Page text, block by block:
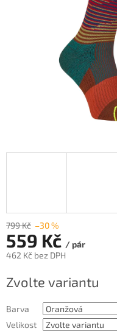
799 Kč –30 %
559 Kč / pár
462 Kč bez DPH
cena:
Zvolte variantu
Barva
Velikost